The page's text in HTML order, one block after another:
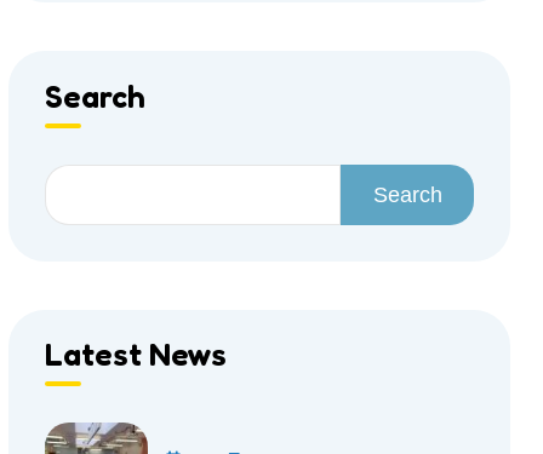
Search
Search
Latest News